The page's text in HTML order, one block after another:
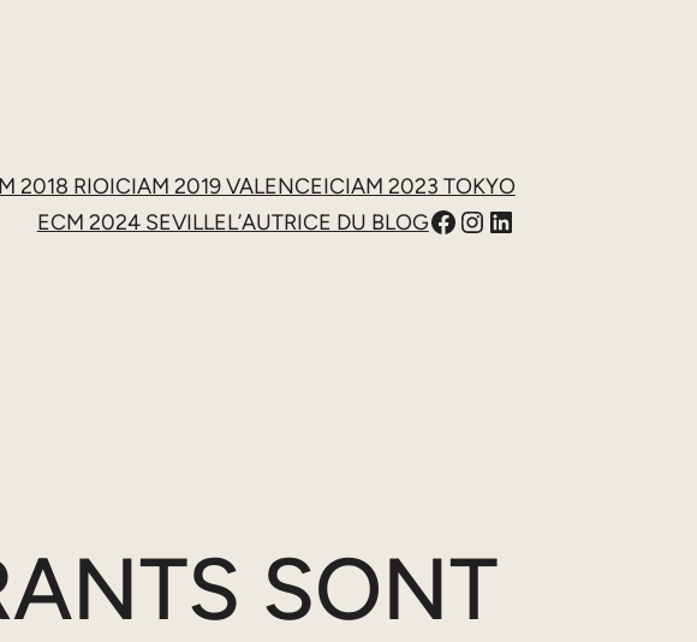
2018 RIOICIAM 2019 VALENCEICIAM 2023 TOKYO
ECM 2024 SEVILLEL’AUTRICE DU BLOGFacebook
https://
LinkedIn
SONT